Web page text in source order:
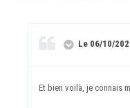
Le 06/10/
Et bien voilà, je connais